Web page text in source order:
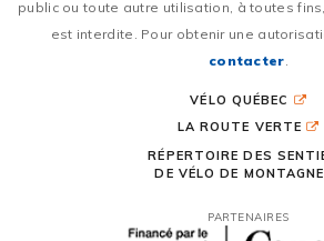
public ou toute autre utilisation, à toutes
est interdite. Pour obtenir une
contacter.
VÉLO QUÉBEC
LA ROUTE VERTE
RÉPERTOIRE DES
DE VÉLO DE
PARTENAIRES